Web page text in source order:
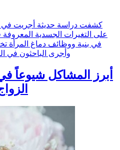
كشفت دراسة حديثة أجريت في
على التغيرات الجسدية
في بنية ووظائف دماغ المرأة
وأجرى الباحثون في
أبرز المشاكل شيوعاً